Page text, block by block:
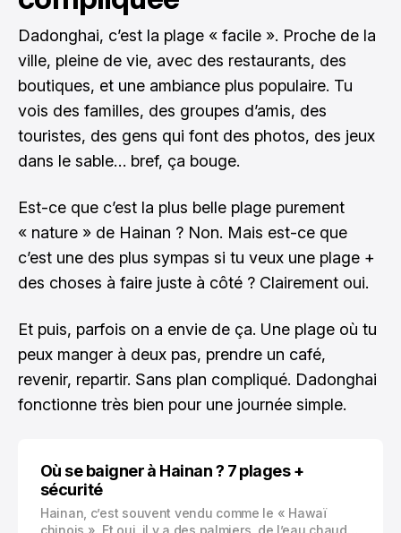
Dadonghai, c’est la plage « facile ». Proche de la
ville, pleine de vie, avec des restaurants, des
boutiques, et une ambiance plus populaire. Tu
vois des familles, des groupes d’amis, des
touristes, des gens qui font des photos, des jeux
dans le sable… bref, ça bouge.
Est-ce que c’est la plus belle plage purement
« nature » de Hainan ? Non. Mais est-ce que
c’est une des plus sympas si tu veux une plage +
des choses à faire juste à côté ? Clairement oui.
Et puis, parfois on a envie de ça. Une plage où tu
peux manger à deux pas, prendre un café,
revenir, repartir. Sans plan compliqué. Dadonghai
fonctionne très bien pour une journée simple.
Où se baigner à Hainan ? 7 plages +
sécurité
Hainan, c’est souvent vendu comme le « Hawaï
chinois ». Et oui, il y a des palmiers, de l’eau chaude,